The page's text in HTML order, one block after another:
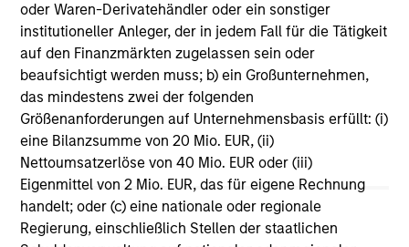
oder Waren-Derivatehändler oder ein sonstiger
institutioneller Anleger, der in jedem Fall für die Tätigkeit
auf den Finanzmärkten zugelassen sein oder
beaufsichtigt werden muss; b) ein Großunternehmen,
das mindestens zwei der folgenden
Größenanforderungen auf Unternehmensbasis erfüllt: (i)
eine Bilanzsumme von 20 Mio. EUR, (ii)
Nettoumsatzerlöse von 40 Mio. EUR oder (iii)
Eigenmittel von 2 Mio. EUR, das für eigene Rechnung
handelt; oder (c) eine nationale oder regionale
Regierung, einschließlich Stellen der staatlichen
DasMorningstar Rating™(Sterne-Rating) für Fonds wird
für Vermögensverwaltungsprodukte (wie Investmentfonds,
Variable-Annuity- und Variable-Life-Unterkonten (variable
Renten- und Lebensversicherung), börsennotierte Fonds,
geschlossene Fonds und separate Konten) berechnet, die
seit mindestens drei Jahren existieren. Börsennotierte
Fonds und offene Investmentfonds werden zu
Vergleichszwecken zu einer Kategorie zusammengefasst.
Das Rating wird anhand der Morningstar Risk-Adjusted
Return (MRAR) berechnet, eine Kennzahl, die die
Schwankungen der monatlichen Überschussrendite eines
verwalteten Produkts berücksichtigt. Dabei wird
besonderes Gewicht auf die negativen